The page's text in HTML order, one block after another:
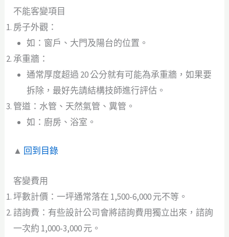
不能客變項目
房子外觀：
如：窗戶、大門及陽台的位置。
承重牆：
通常厚度超過 20 公分就有可能為承重牆，如果要
拆除，最好先請結構技師進行評估。
管道：水管、天然氣管、糞管。
如：廚房、浴室。
▲ 回到目錄
客變費用
坪數計價：一坪通常落在 1,500-6,000 元不等。
諮詢費：有些設計公司會將諮詢費用獨立出來，諮詢
一次約 1,000-3,000 元。